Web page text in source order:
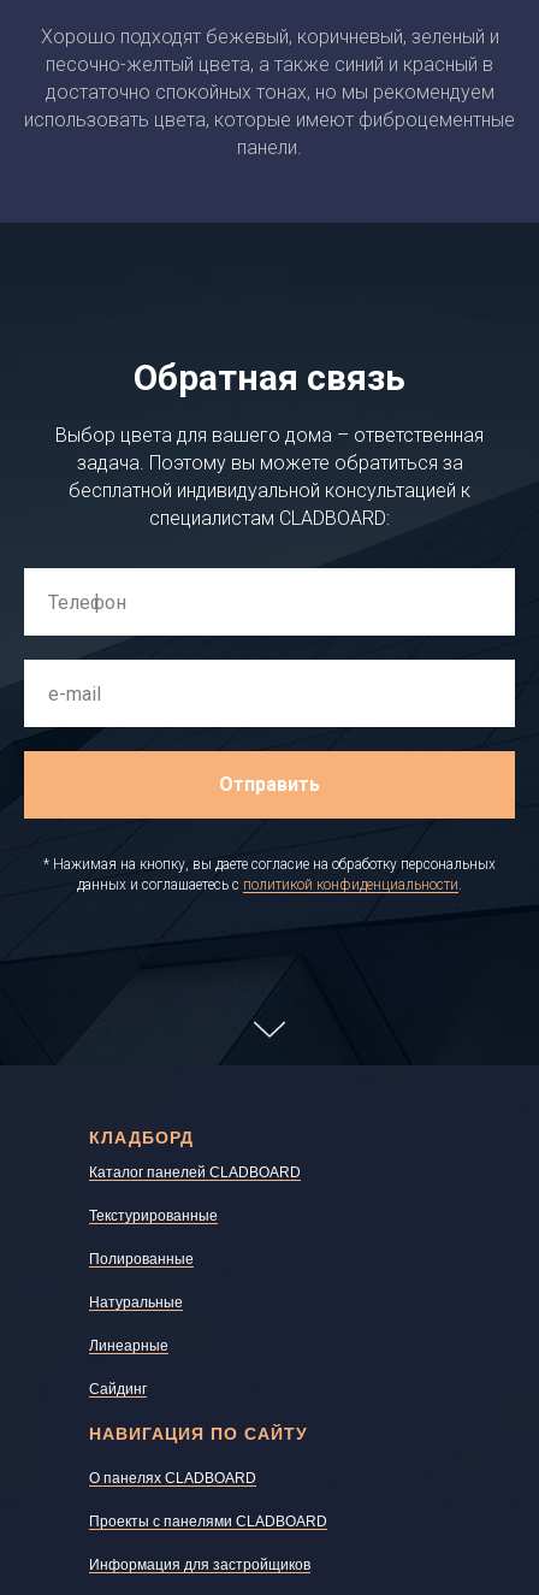
Хорошо подходят бежевый, коричневый, зеленый и
песочно-желтый цвета, а также синий и красный в
достаточно спокойных тонах, но мы рекомендуем
использовать цвета, которые имеют фиброцементные
панели.
Обратная связь
Выбор цвета для вашего дома – ответственная
задача. Поэтому вы можете обратиться за
бесплатной индивидуальной консультацией к
специалистам CLADBOARD:
Отправить
* Нажимая на кнопку, вы даете согласие на обработку персональных
данных и соглашаетесь c политикой конфиденциальности
КЛАДБОРД
Каталог панелей CLADBOARD
Текстурированные
Полированные
Натуральные
Линеарные
Сайдинг
НАВИГАЦИЯ ПО САЙТУ
О панелях CLADBOARD
Проекты с панелями CLADBOARD
Информация для застройщиков